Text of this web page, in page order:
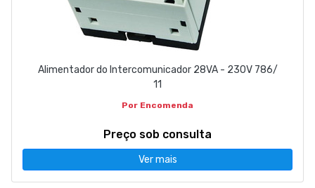
Alimentador do Intercomunicador 28VA - 230V 786/
11
Por Encomenda
Preço sob consulta
Ver mais